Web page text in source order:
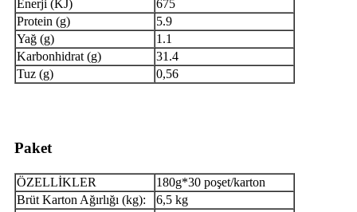
Enerji (KJ)
675
Protein (g)
5.9
Yağ (g)
1.1
Karbonhidrat (g)
31.4
Tuz (g)
0,56
Paket
ÖZELLİKLER
180g*30 poşet/karton
Brüt Karton Ağırlığı (kg):
6,5 kg